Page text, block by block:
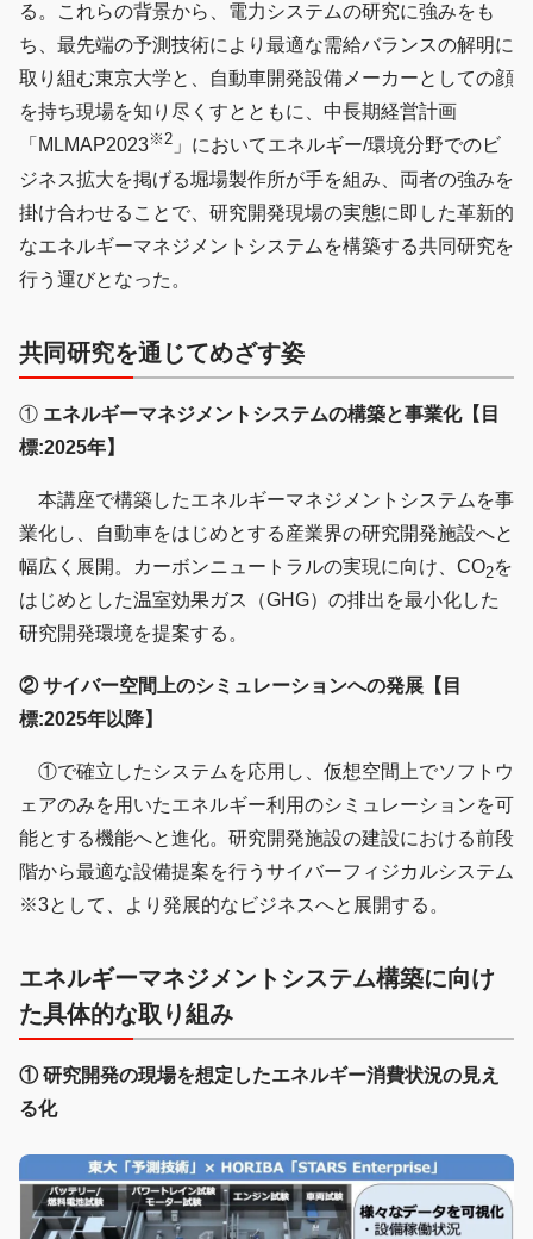
る。これらの背景から、電力システムの研究に強みをも
ち、最先端の予測技術により最適な需給バランスの解明に
取り組む東京大学と、自動車開発設備メーカーとしての顔
を持ち現場を知り尽くすとともに、中長期経営計画
「MLMAP2023※2 」においてエネルギー/環境分野でのビ
ジネス拡大を掲げる堀場製作所が手を組み、両者の強みを
掛け合わせることで、研究開発現場の実態に即した革新的
なエネルギーマネジメントシステムを構築する共同研究を
行う運びとなった。
共同研究を通じてめざす姿
① エネルギーマネジメントシステムの構築と事業化【目
標:2025年】
本講座で構築したエネルギーマネジメントシステムを事
業化し、自動車をはじめとする産業界の研究開発施設へと
幅広く展開。カーボンニュートラルの実現に向け、CO2を
はじめとした温室効果ガス（GHG）の排出を最小化した
研究開発環境を提案する。
② サイバー空間上のシミュレーションへの発展【目
標:2025年以降】
①で確立したシステムを応用し、仮想空間上でソフトウ
ェアのみを用いたエネルギー利用のシミュレーションを可
能とする機能へと進化。研究開発施設の建設における前段
階から最適な設備提案を行うサイバーフィジカルシステム
※3として、より発展的なビジネスへと展開する。
エネルギーマネジメントシステム構築に向け
た具体的な取り組み
① 研究開発の現場を想定したエネルギー消費状況の見え
る化